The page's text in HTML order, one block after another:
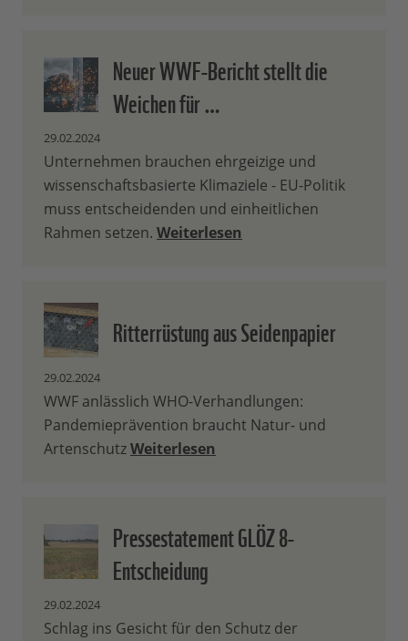
Neuer WWF-Bericht stellt die
Weichen für …
29.02.2024
Unternehmen brauchen ehrgeizige und
wissenschaftsbasierte Klimaziele - EU-Politik
muss entscheidenden und einheitlichen
Rahmen setzen. Weiterlesen
Ritterrüstung aus Seidenpapier
29.02.2024
WWF anlässlich WHO-Verhandlungen:
Pandemieprävention braucht Natur- und
ArtenschutzWeiterlesen
Pressestatement GLÖZ 8-
Entscheidung
29.02.2024
Schlag ins Gesicht für den Schutz der